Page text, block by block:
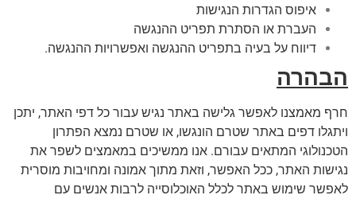
איפוס הגדרות הנגישות
העברת או הסתרת תפריט ההנגשה
דיווח על בעיה בתפריט ההנגשה ואפשרויות ההנגשה.
הבהרה
חרף מאמצנו לאפשר גלישה באתר נגיש עבור כל דפי האתר, יתכן
ויתגלו דפים באתר שטרם הונגשו, או שטרם נמצא הפתרון
הטכנולוגי המתאים עבורם. אנו ממשיכים במאמצים לשפר את
נגישות האתר, ככל האפשר, וזאת מתוך אמונה ומחויבות מוסרית
לאפשר שימוש באתר לכלל האוכלוסייה לרבות אנשים עם